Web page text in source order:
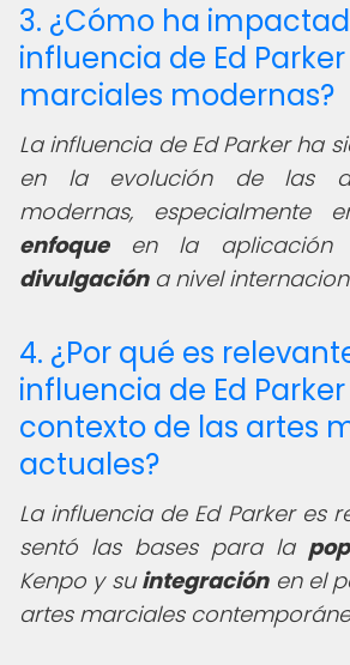
3. ¿Cómo ha
influencia de Ed
marciales modernas?
La influencia de Ed Parker ha
en la evolución de las
modernas, especialmente
enfoqueen la aplicación
divulgacióna nivel
4. ¿Por qué es
influencia de Ed
contexto de las artes
actuales?
La influencia de Ed Parker es
sentó las bases para la
Kenpo y suintegraciónen el
artes marciales